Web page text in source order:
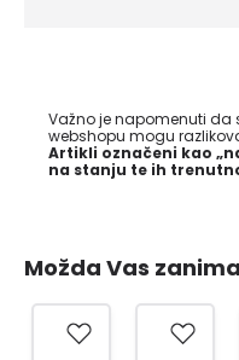
Važno je napomenuti da
webshopu mogu
Artikli označeni kao
na stanju te ih
Možda Vas